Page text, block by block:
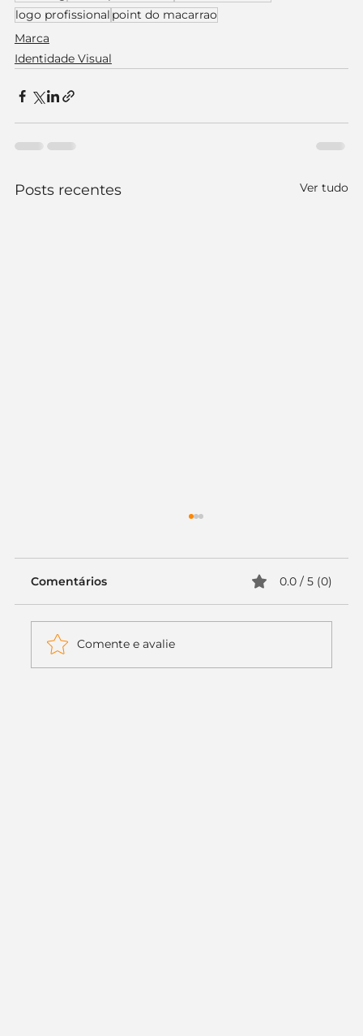
logo profissional point do macarrao
Marca
Identidade Visual
Posts recentes Ver tudo
Comentários 0.0 / 5 (0)
Comente e avalie